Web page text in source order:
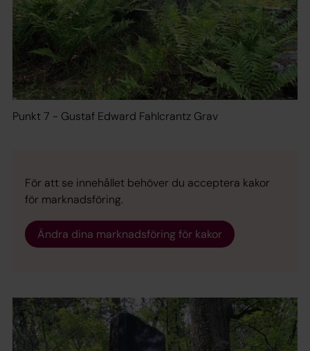
Punkt 7 - Gustaf Edward Fahlcrantz Grav
För att se innehållet behöver du acceptera kakor
för marknadsföring.
Ändra dina marknadsföring för kakor